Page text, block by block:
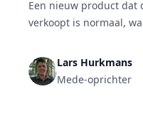
Een nieuw product dat
verkoopt is normaal,
dan is er iets
van zes oorzaken: te
prijs, een zwakke
Lars Hurkmans
Mede-oprichter